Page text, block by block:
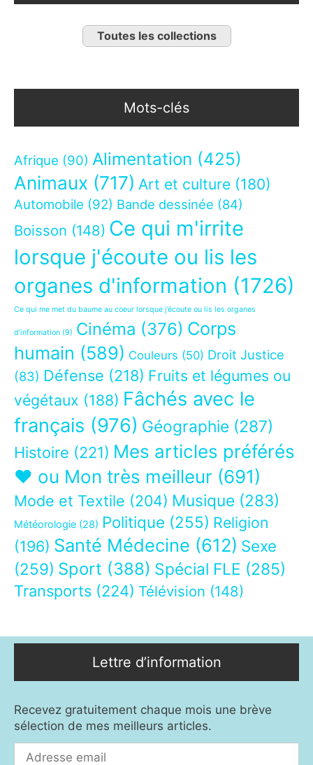
Toutes les collections
Mots-clés
Afrique (90) Alimentation (425)
Animaux (717) Art et culture (180)
Automobile (92) Bande dessinée (84)
Boisson (148) Ce qui m'irrite
lorsque j'écoute ou lis les
organes d'information (1726)
Ce qui me met du baume au coeur lorsque j’écoute ou lis les organes
d’information (9) Cinéma (376) Corps
humain (589) Couleurs (50) Droit Justice
(83) Défense (218) Fruits et légumes ou
végétaux (188) Fâchés avec le
français (976) Géographie (287)
Histoire (221) Mes articles préférés
❤ ou Mon très meilleur (691)
Mode et Textile (204) Musique (283)
Météorologie (28) Politique (255) Religion
(196) Santé Médecine (612) Sexe
(259) Sport (388) Spécial FLE (285)
Transports (224) Télévision (148)
Lettre d’information
Recevez gratuitement chaque mois une brève
sélection de mes meilleurs articles.